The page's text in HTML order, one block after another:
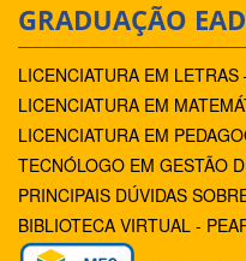
GRADUAÇÃO EAD
LICENCIATURA EM
LICENCIATURA EM
LICENCIATURA EM
TECNÓLOGO EM GESTÃO
PRINCIPAIS DÚVIDAS
BIBLIOTECA VIRTUAL -